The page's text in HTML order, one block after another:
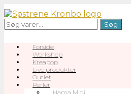
Gå
til
indhold
Søg
efter:
Søg
Forside
Workshop
Kreapop
Live produkter
Outlet
Perler
Hama Midi